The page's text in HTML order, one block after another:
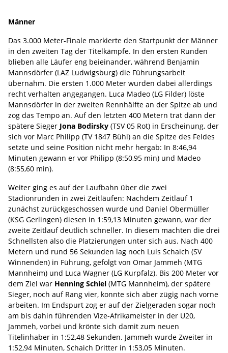
Männer
Das 3.000 Meter-Finale markierte den Startpunkt der Männer
in den zweiten Tag der Titelkämpfe. In den ersten Runden
blieben alle Läufer eng beieinander, während Benjamin
Mannsdörfer (LAZ Ludwigsburg) die Führungsarbeit
übernahm. Die ersten 1.000 Meter wurden dabei allerdings
recht verhalten angegangen. Luca Madeo (LG Filder) löste
Mannsdörfer in der zweiten Rennhälfte an der Spitze ab und
zog das Tempo an. Auf den letzten 400 Metern trat dann der
spätere Sieger Jona Bodirsky (TSV 05 Rot) in Erscheinung, der
sich vor Marc Philipp (TV 1847 Bühl) an die Spitze des Feldes
setzte und seine Position nicht mehr hergab: In 8:46,94
Minuten gewann er vor Philipp (8:50,95 min) und Madeo
(8:55,60 min).
Weiter ging es auf der Laufbahn über die zwei
Stadionrunden in zwei Zeitläufen: Nachdem Zeitlauf 1
zunächst zurückgeschossen wurde und Daniel Obermüller
(KSG Gerlingen) diesen in 1:59,13 Minuten gewann, war der
zweite Zeitlauf deutlich schneller. In diesem machten die drei
Schnellsten also die Platzierungen unter sich aus. Nach 400
Metern und rund 56 Sekunden lag noch Luis Schaich (SV
Winnenden) in Führung, gefolgt von Omar Jammeh (MTG
Mannheim) und Luca Wagner (LG Kurpfalz). Bis 200 Meter vor
dem Ziel war Henning Schiel (MTG Mannheim), der spätere
Sieger, noch auf Rang vier, konnte sich aber zügig nach vorne
arbeiten. Im Endspurt zog er auf der Zielgeraden sogar noch
am bis dahin führenden Vize-Afrikameister in der U20,
Jammeh, vorbei und krönte sich damit zum neuen
Titelinhaber in 1:52,48 Sekunden. Jammeh wurde Zweiter in
1:52,94 Minuten, Schaich Dritter in 1:53,05 Minuten.